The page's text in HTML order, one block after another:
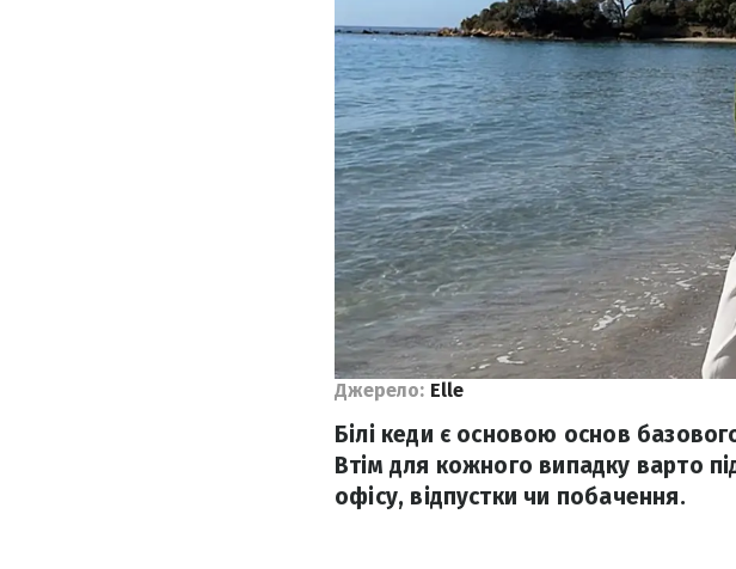
Джерело: Elle
Білі кеди є основою основ
Втім для кожного випадку варто
офісу, відпустки чи побачення.